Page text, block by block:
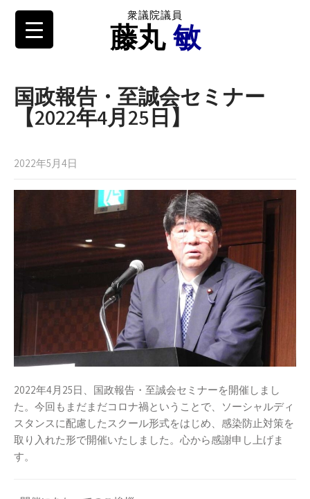
衆議院議員
藤丸敏
国政報告・至誠会セミナー
【2022年4月25日】
2022年5月4日
2022年4月25日、国政報告・至誠会セミナーを開催しまし
た。今回もまだまだコロナ禍ということで、ソーシャルディ
スタンスに配慮したスクール形式をはじめ、感染防止対策を
取り入れた形で開催いたしました。心から感謝申し上げま
す。